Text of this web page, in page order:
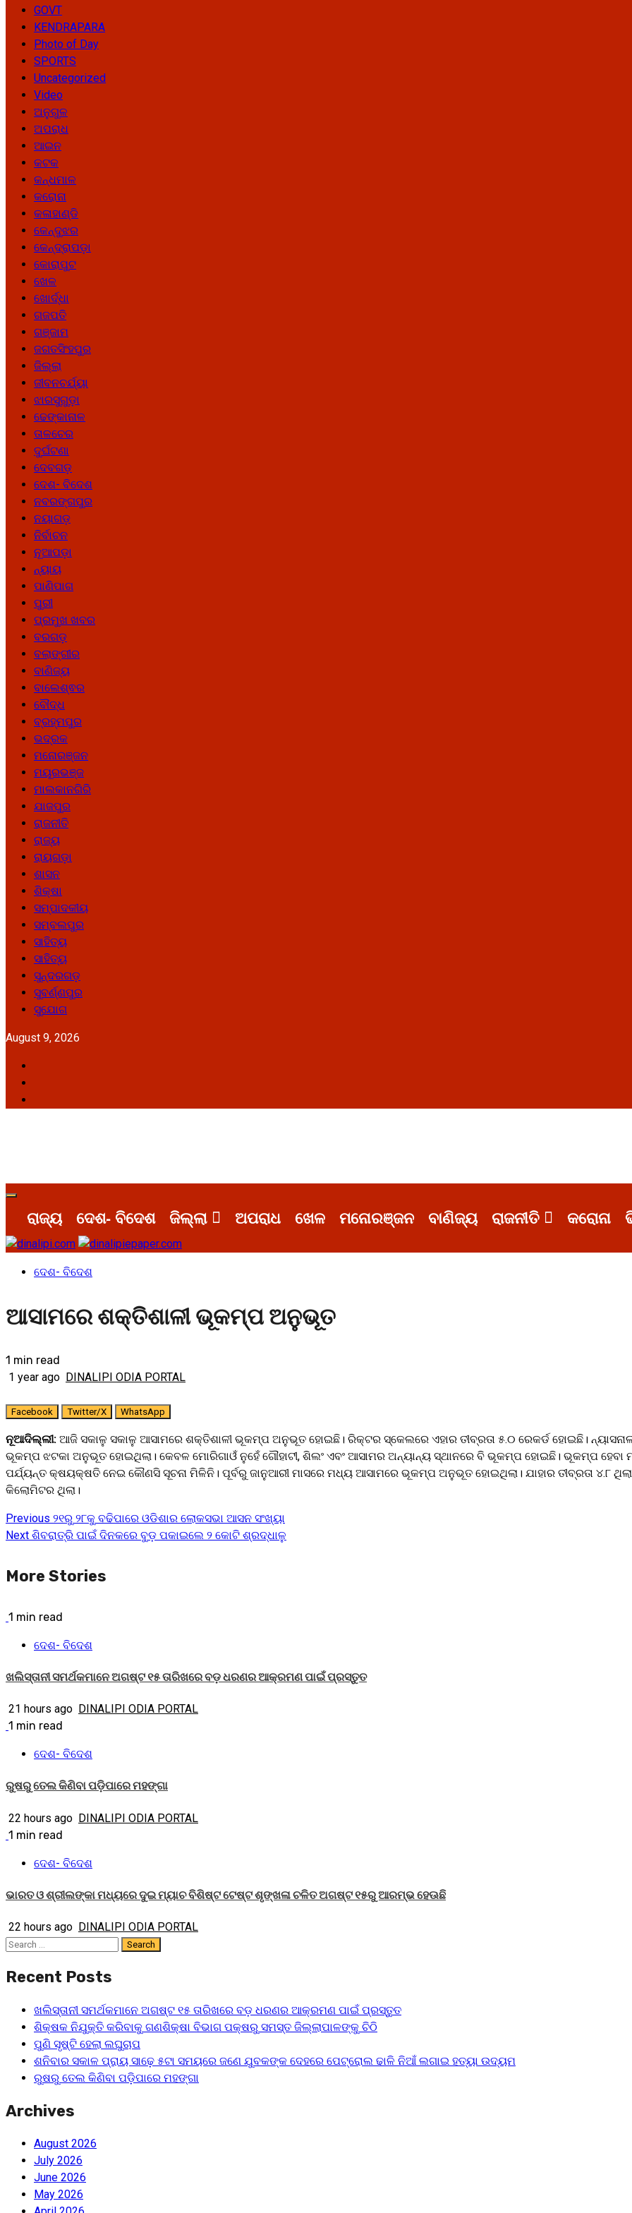
GOVT
KENDRAPARA
Photo of Day
SPORTS
Uncategorized
Video
ଅନୁଗୁଳ
ଅପରାଧ
ଆଇନ
କଟକ
କନ୍ଧମାଳ
କରୋନା
କଳାହାଣ୍ଡି
କେନ୍ଦୁଝର
କେନ୍ଦ୍ରାପଡ଼ା
କୋରାପୁଟ
ଖେଳ
ଖୋର୍ଦ୍ଧା
ଗଜପତି
ଗଞ୍ଜାମ
ଜଗତସିଂହପୁର
ଜିଲ୍ଲା
ଜୀବନଚର୍ଯ୍ୟା
ଝାରସୁଗୁଡ଼ା
ଢେଙ୍କାନାଳ
ତାଳଚେର
ଦୁର୍ଘଟଣା
ଦେବଗଡ଼
ଦେଶ- ବିଦେଶ
ନବରଙ୍ଗପୁର
ନୟାଗଡ଼
ନିର୍ବାଚନ
ନୂଆପଡ଼ା
ନ୍ୟାୟ
ପାଣିପାଗ
ପୁରୀ
ପ୍ରମୁଖ ଖବର
ବରଗଡ଼
ବଲାଙ୍ଗୀର
ବାଣିଜ୍ୟ
ବାଲେଶ୍ଵର
ବୌଦ୍ଧ
ବ୍ରହ୍ମପୁର
ଭଦ୍ରକ
ମନୋରଞ୍ଜନ
ମୟୂରଭଞ୍ଜ
ମାଲକାନଗିରି
ଯାଜପୁର
ରାଜନୀତି
ରାଜ୍ୟ
ରାୟଗଡ଼ା
ଶାସନ
ଶିକ୍ଷା
ସମ୍ପାଦକୀୟ
ସମ୍ବଲପୁର
ସାହିତ୍ୟ
ସାହିତ୍ୟ
ସୁନ୍ଦରଗଡ଼
ସୁବର୍ଣ୍ଣପୁର
ସୁଯୋଗ
August 9, 2026
Primary
Menuରାଜ୍ୟ ଦେଶ- ବିଦେଶ ଜିଲ୍ଲା ଅପରାଧ ଖେଳ ମନୋରଞ୍ଜନ ବାଣିଜ୍ୟ ରାଜନୀତି କରୋନା
ଦେଶ- ବିଦେଶ
ଆସାମରେ ଶକ୍ତିଶାଳୀ ଭୂକମ୍ପ ଅନୁଭୂତ
1 min read
1 year ago DINALIPI ODIA PORTAL
Facebook Twitter/X WhatsApp
ନୂଆଦିଲ୍ଲୀ: ଆଜି ସକାଳୁ ସକାଳୁ ଆସାମରେ ଶକ୍ତିଶାଳୀ ଭୂକମ୍ପ ଅନୁଭୂତ ହୋଇଛି। ରିକ୍ଟର ସ୍କେଲରେ ଏହାର ତୀବ୍ରତା ୫.୦ ରେକର୍ଡ ହୋଇଛି।
ଭୂକମ୍ପ ଝଟକା ଅନୁଭୂତ ହୋଇଥିଲା। କେବଳ ମୋରିଗାଓଁ ନୁହେଁ ଗୌହାଟୀ, ଶିଲଂ ଏବଂ ଆସାମର ଅନ୍ୟାନ୍ୟ ସ୍ଥାନରେ ବି ଭୂକମ୍ପ ହୋଇଛି। ଭୂକମ୍ପ ହେବା
ପର୍ଯ୍ୟନ୍ତ କ୍ଷୟକ୍ଷତି ନେଇ କୌଣସି ସୂଚନା ମିଳିନି। ପୂର୍ବରୁ ଜାନୁଆରୀ ମାସରେ ମଧ୍ୟ ଆସାମରେ ଭୂକମ୍ପ ଅନୁଭୂତ ହୋଇଥିଲା। ଯାହାର ତୀବ୍ରତା ୪.୮
କିଲୋମିଟର ଥିଲା।
Continue
Reading
Previous ୨୧ରୁ ୨୮କୁ ବଢିପାରେ ଓଡିଶାର ଲୋକସଭା ଆସନ ସଂଖ୍ୟା
Next ଶିବରାତ୍ରି ପାଇଁ ଦିନକରେ ବୁଡ଼ ପକାଇଲେ ୨ କୋଟି ଶ୍ରଦ୍ଧାଳୁ
More Stories
1 min read
ଦେଶ- ବିଦେଶ
ଖଲିସ୍ତାନୀ ସମର୍ଥକମାନେ ଅଗଷ୍ଟ ୧୫ ତାରିଖରେ ବଡ଼ ଧରଣର ଆକ୍ରମଣ ପାଇଁ ପ୍ରସ୍ତୁତ
21 hours ago DINALIPI ODIA PORTAL
1 min read
ଦେଶ- ବିଦେଶ
ରୁଷରୁ ତେଲ କିଣିବା ପଡ଼ିପାରେ ମହଙ୍ଗା
22 hours ago DINALIPI ODIA PORTAL
1 min read
ଦେଶ- ବିଦେଶ
ଭାରତ ଓ ଶ୍ରୀଲଙ୍କା ମଧ୍ୟରେ ଦୁଇ ମ୍ୟାଚ ବିଶିଷ୍ଟ ଟେଷ୍ଟ ଶୃଙ୍ଖଳା ଚଳିତ ଅଗଷ୍ଟ ୧୫ରୁ ଆରମ୍ଭ ହେଊଛି
22 hours ago DINALIPI ODIA PORTAL
Search
Recent Posts
ଖଲିସ୍ତାନୀ ସମର୍ଥକମାନେ ଅଗଷ୍ଟ ୧୫ ତାରିଖରେ ବଡ଼ ଧରଣର ଆକ୍ରମଣ ପାଇଁ ପ୍ରସ୍ତୁତ
ଶିକ୍ଷକ ନିଯୁକ୍ତି କରିବାକୁ ଗଣଶିକ୍ଷା ବିଭାଗ ପକ୍ଷରୁ ସମସ୍ତ ଜିଲ୍ଲାପାଳଙ୍କୁ ଚିଠି
ପୁଣି ସୃଷ୍ଟି ହେଲା ଲଘୁଚାପ
ଶନିବାର ସକାଳ ପ୍ରାୟ ସାଢ଼େ ୫ଟା ସମୟରେ ଜଣେ ଯୁବକଙ୍କ ଦେହରେ ପେଟ୍ରୋଲ ଢାଳି ନିଆଁ ଲଗାଇ ହତ୍ୟା ଉଦ୍ୟମ
ରୁଷରୁ ତେଲ କିଣିବା ପଡ଼ିପାରେ ମହଙ୍ଗା
Archives
August 2026
July 2026
June 2026
May 2026